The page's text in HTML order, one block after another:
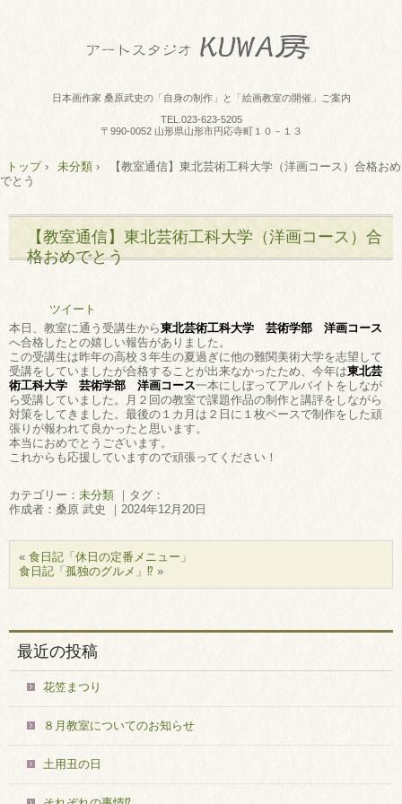
日本画作家 桑原武史の「自身の制作」と「絵画教室の開催」ご案内
TEL. 023-623-5205
〒990-0052 山形県山形市円応寺町１０－１３
トップ› 未分類 ›
【教室通信】東北芸術工科大学（洋画コース）合格おめ
でとう
【教室通信】東北芸術工科大学（洋画コース）合
格おめでとう
ツイート
本日、教室に通う受講生から東北芸術工科大学 芸術学部 洋画コース
へ合格したとの嬉しい報告がありました。
この受講生は昨年の高校３年生の夏過ぎに他の難関美術大学を志望して
受講をしていましたが合格することが出来なかったため、今年は東北芸
術工科大学 芸術学部 洋画コース一本にしぼってアルバイトをしなが
ら受講していました。月２回の教室で課題作品の制作と講評をしながら
対策をしてきました。最後の１カ月は２日に１枚ペースで制作をした頑
張りが報われて良かったと思います。
本当におめでとうございます。
これからも応援していますので頑張ってください！
カテゴリー： 未分類 ｜タグ：
作成者：桑原 武史 ｜2024年12月20日
« 食日記「休日の定番メニュー」
食日記「孤独のグルメ」⁉ »
最近の投稿
花笠まつり
８月教室についてのお知らせ
土用丑の日